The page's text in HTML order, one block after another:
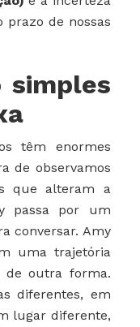
prazo de nossas
simples
têm enormes
de observamos
que alteram a
passa por um
conversar. Amy
uma trajetória
outra forma.
diferentes, em
lugar diferente,